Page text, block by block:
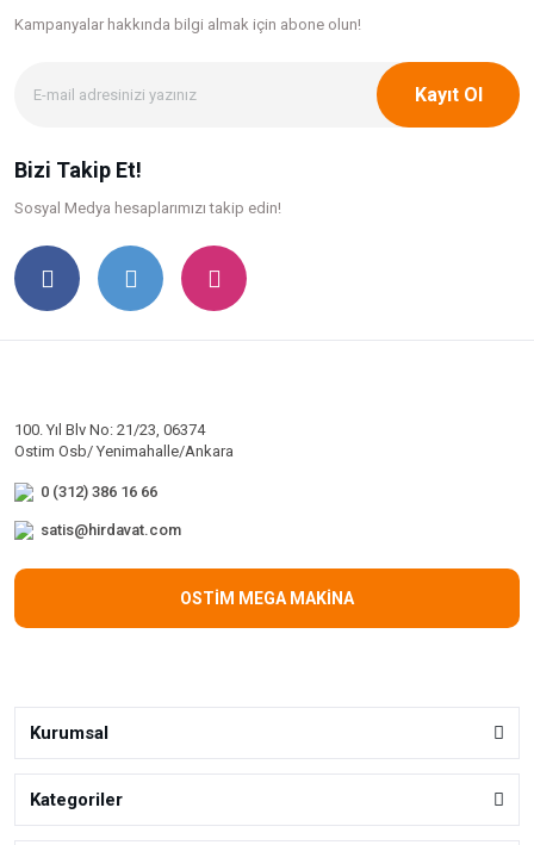
Kampanyalar hakkında bilgi almak için abone olun!
Kayıt Ol
Bizi Takip Et!
Sosyal Medya hesaplarımızı takip edin!
100. Yıl Blv No: 21/23, 06374
Ostim Osb/ Yenimahalle/Ankara
0 (312) 386 16 66
satis@hirdavat.com
OSTİM MEGA MAKİNA
Kurumsal
Kategoriler